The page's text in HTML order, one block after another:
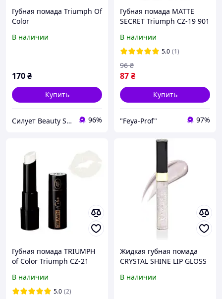
Губная помада Triumph Of
Color
В наличии
170₴
Купить
Силует Beauty Shop 96%
Губная помада MATTE
SECRET Triumph CZ-19 901
В наличии
5.0 (1)
87₴
96 ₴
Купить
"Feya-Prof" 97%
Губная помада TRIUMPH
of Color Triumph СZ-21
В наличии
5.0 (2)
Жидкая губная помада
CRYSTAL SHINE LIP GLOSS
В наличии